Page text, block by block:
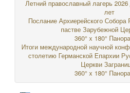
Летний православный лагерь
лет
Послание Архиерейского Собора
пастве Зарубежной
360° x 180°
Итоги международной научной
столетию Германской Епархии
Церкви
360° x 180°